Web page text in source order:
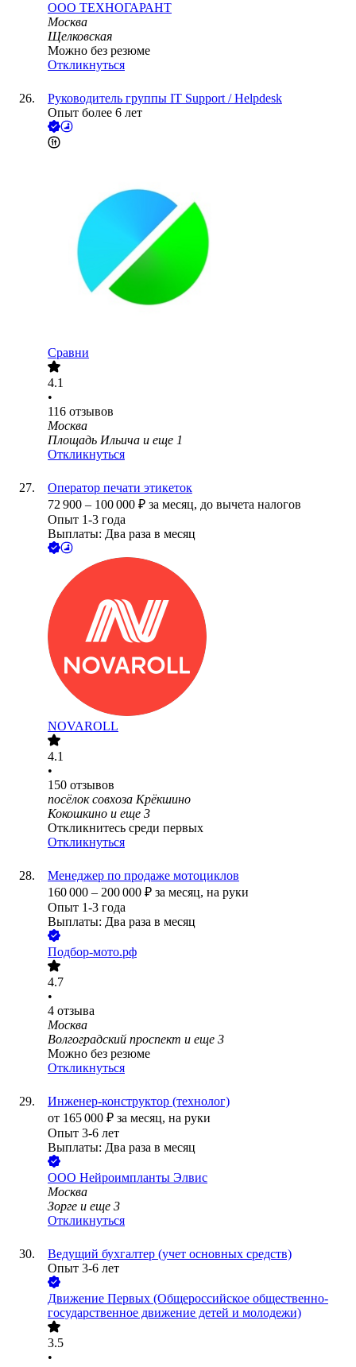
ООО ТЕХНОГАРАНТ
Москва
Щелковская
Можно без резюме
Откликнуться
Руководитель группы IT Support / Helpdesk
Опыт более 6 лет
Сравни
4.1
•
116 отзывов
Москва
Площадь Ильича и еще 1
Откликнуться
Оператор печати этикеток
72 900 – 100 000 ₽ за месяц, до вычета налогов
Опыт 1-3 года
Выплаты: Два раза в месяц
NOVAROLL
4.1
•
150 отзывов
посёлок совхоза Крёкшино
Кокошкино и еще 3
Откликнитесь среди первых
Откликнуться
Менеджер по продаже мотоциклов
160 000 – 200 000 ₽ за месяц, на руки
Опыт 1-3 года
Выплаты: Два раза в месяц
Подбор-мото.рф
4.7
•
4 отзыва
Москва
Волгоградский проспект и еще 3
Можно без резюме
Откликнуться
Инженер-конструктор (технолог)
от 165 000 ₽ за месяц, на руки
Опыт 3-6 лет
Выплаты: Два раза в месяц
ООО Нейроимпланты Элвис
Москва
Зорге и еще 3
Откликнуться
Ведущий бухгалтер (учет основных средств)
Опыт 3-6 лет
Движение Первых (Общероссийское общественно-
государственное движение детей и молодежи)
3.5
•